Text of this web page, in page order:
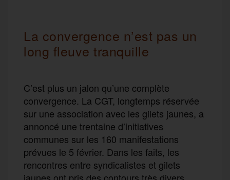
La convergence n’est pas un
long fleuve tranquille
C’est plus un jalon qu’une complète
convergence. La CGT, longtemps réservée
sur une association avec les gilets jaunes, a
annoncé une trentaine d’initiatives
communes sur les 160 manifestations
prévues le 5 février. Dans les faits, les
rencontres entre syndicalistes et gilets
jaunes ont pris des contours très divers